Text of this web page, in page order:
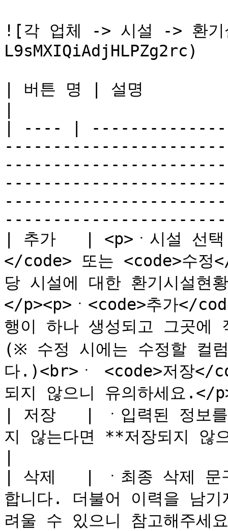
![각 업체 -> 시설 -> 환
L9sMXIQiAdjHLPZg2rc)
| 버튼 명 | 설명
| ---- |
| 추가   | <p>ㆍ시설 선택
</code> 또는 <code>수정
당 시설에 대한 환기시설현
</p><p>ㆍ<code>추가</
행이 하나 생성되고 그곳에
(※ 수정 시에는 수정할 컬
다.)<br>ㆍ <code>저장</
되지 않으니 유의하세요.</
| 저장   | ㆍ입력된 정보
지 않는다면 **저장되지 않
| 삭제   | ㆍ최종 삭제 문
합니다. 더불어 이력을 남
려울 수 있으니 참고해주세